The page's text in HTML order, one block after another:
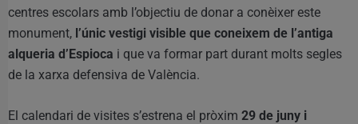
centres escolars amb l’objectiu de donar a conèixer este
monument, l’únic vestigi visible que coneixem de l’antiga
alqueria d’Espioca i que va formar part durant molts segles
de la xarxa defensiva de València.
El calendari de visites s’estrena el pròxim 29 de juny i